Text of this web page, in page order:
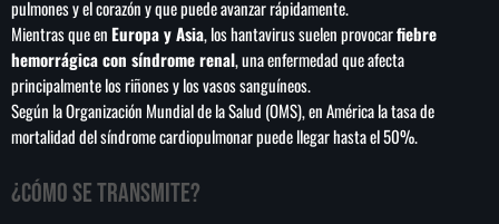
pulmones y el corazón y que puede avanzar rápidamente.
Mientras que en Europa y Asia, los hantavirus suelen provocarfiebre
hemorrágica con síndrome renal, una enfermedad que afecta
principalmente los riñones y los vasos sanguíneos.
Según la Organización Mundial de la Salud (OMS), en América la tasa de
mortalidad del síndrome cardiopulmonar puede llegar hasta el 50%.
¿Cómo se transmite?